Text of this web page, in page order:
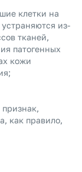
клетки на
из-
тканей,
патогенных
кожи
как правило,